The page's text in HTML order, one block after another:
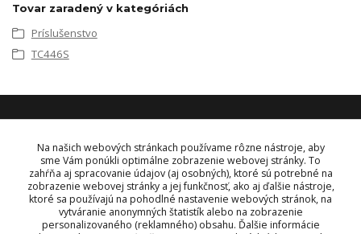
Tovar zaradený v kategóriách
Príslušenstvo
TC446S
KONTAKT
OBJEDNÁVKY A INFORMÁCIE
+421 948 229 224
info@vysielacky.com
Na našich webových stránkach používame rôzne nástroje, aby
sme Vám ponúkli optimálne zobrazenie webovej stránky. To
zahŕňa aj spracovanie údajov (aj osobných), ktoré sú potrebné na
zobrazenie webovej stránky a jej funkčnosť, ako aj ďalšie nástroje,
ktoré sa používajú na pohodlné nastavenie webových stránok, na
vytváranie anonymných štatistík alebo na zobrazenie
personalizovaného (reklamného) obsahu. Ďalšie informácie